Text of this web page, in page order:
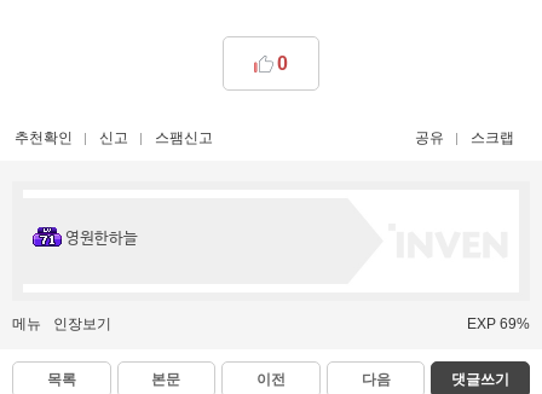
0
추천확인 신고 스팸신고 공유 스크랩
영원한하늘
메뉴 인장보기 EXP 69%
목록 본문 이전 다음 댓글쓰기